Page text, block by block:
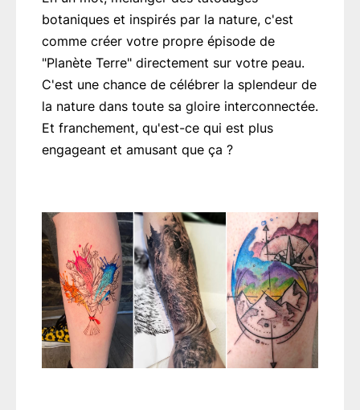
botaniques et inspirés par la nature, c'est
comme créer votre propre épisode de
"Planète Terre" directement sur votre peau.
C'est une chance de célébrer la splendeur de
la nature dans toute sa gloire interconnectée.
Et franchement, qu'est-ce qui est plus
engageant et amusant que ça ?